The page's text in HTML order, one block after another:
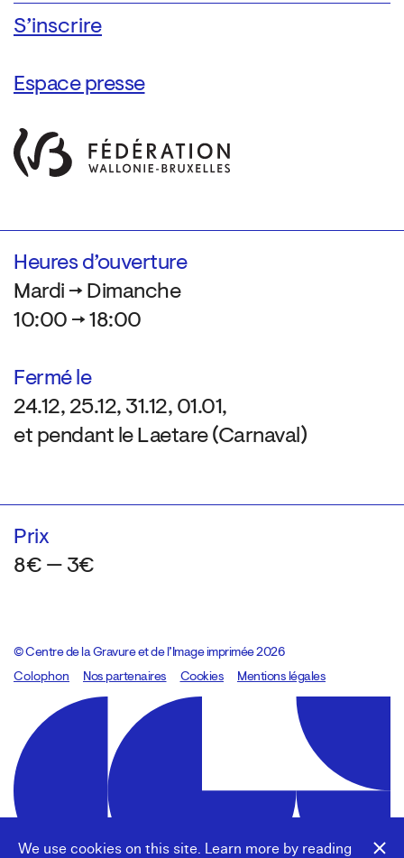
We use cookies on this site. Learn more by reading
Espace presse
Heures d’ouverture
Mardi → Dimanche
10:00 → 18:00
Fermé le
24.12, 25.12, 31.12, 01.01,
et pendant le Laetare (Carnaval)
Prix
8€ — 3€
© Centre de la Gravure et de l’Image imprimée 2026
Colophon
Design:Marcel Kaczmarek, code:8080.studio
Nos partenaires Cookies Mentions légales